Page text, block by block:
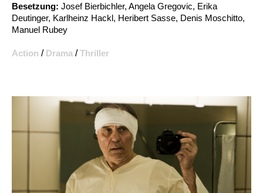
Besetzung: Josef Bierbichler, Angela Gregovic, Erika
Deutinger, Karlheinz Hackl, Heribert Sasse, Denis Moschitto,
Manuel Rubey
Action / Drama /Thriller